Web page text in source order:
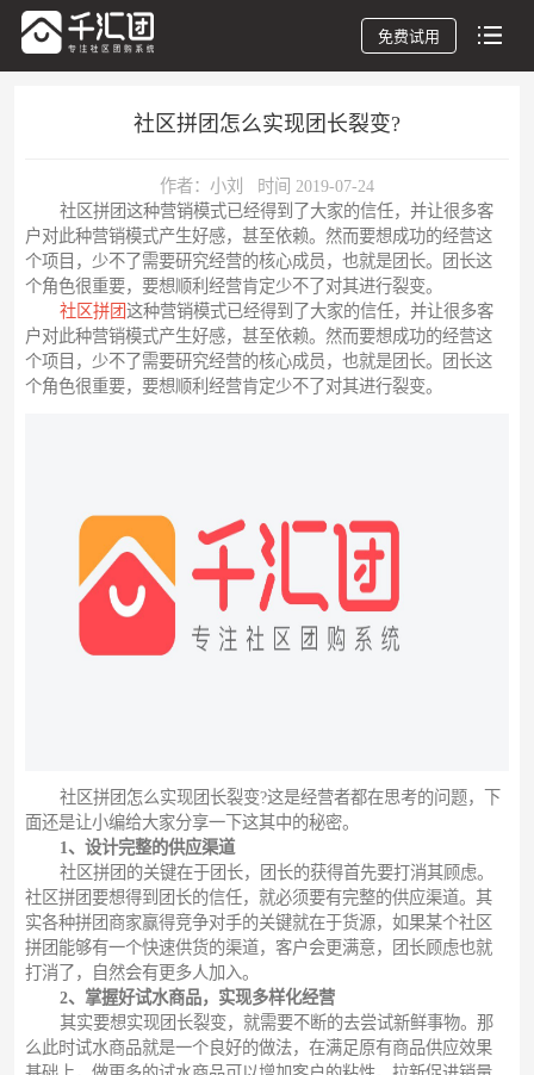
免费试用
社区拼团怎么实现团长裂变?
作者：小刘 时间 2019-07-24
社区拼团这种营销模式已经得到了大家的信任，并让很多客
户对此种营销模式产生好感，甚至依赖。然而要想成功的经营这
个项目，少不了需要研究经营的核心成员，也就是团长。团长这
个角色很重要，要想顺利经营肯定少不了对其进行裂变。
社区拼团这种营销模式已经得到了大家的信任，并让很多客
户对此种营销模式产生好感，甚至依赖。然而要想成功的经营这
个项目，少不了需要研究经营的核心成员，也就是团长。团长这
个角色很重要，要想顺利经营肯定少不了对其进行裂变。
社区拼团怎么实现团长裂变?这是经营者都在思考的问题，下
面还是让小编给大家分享一下这其中的秘密。
1、设计完整的供应渠道
社区拼团的关键在于团长，团长的获得首先要打消其顾虑。
社区拼团要想得到团长的信任，就必须要有完整的供应渠道。其
实各种拼团商家赢得竞争对手的关键就在于货源，如果某个社区
拼团能够有一个快速供货的渠道，客户会更满意，团长顾虑也就
打消了，自然会有更多人加入。
2、掌握好试水商品，实现多样化经营
其实要想实现团长裂变，就需要不断的去尝试新鲜事物。那
么此时试水商品就是一个良好的做法，在满足原有商品供应效果